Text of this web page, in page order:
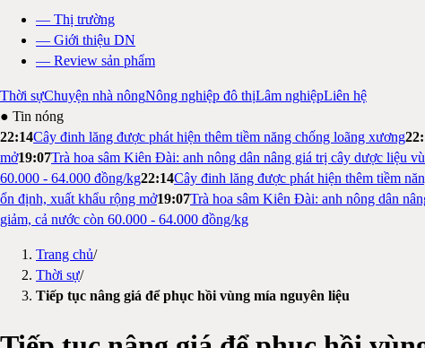
— Thị trường
— Giới thiệu DN
— Review sản phẩm
Thời sựChuyện nhà nôngNông nghiệp đô thịLâm nghiệpLiên hệ
● Tin nóng
22:14Cây đinh lăng được phát hiện thêm tiềm năng chống loãng xương
mở19:07Trà hoa sâm Kiên Đài: anh nông dân nâng giá trị cây dược liệu
60.000 - 64.000 đồng/kg22:14Cây đinh lăng được phát hiện thêm tiềm
ổn định, xuất khẩu rộng mở19:07Trà hoa sâm Kiên Đài: anh nông dân
giảm, cả nước còn 60.000 - 64.000 đồng/kg
Trang chủ/
Thời sự/
Tiếp tục nâng giá để phục hồi vùng mía nguyên liệu